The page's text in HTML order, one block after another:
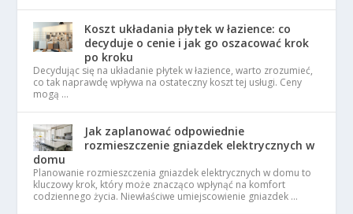
Koszt układania płytek w łazience: co
decyduje o cenie i jak go oszacować krok
po kroku
Decydując się na układanie płytek w łazience, warto zrozumieć,
co tak naprawdę wpływa na ostateczny koszt tej usługi. Ceny
mogą …
Jak zaplanować odpowiednie
rozmieszczenie gniazdek elektrycznych w
domu
Planowanie rozmieszczenia gniazdek elektrycznych w domu to
kluczowy krok, który może znacząco wpłynąć na komfort
codziennego życia. Niewłaściwe umiejscowienie gniazdek …